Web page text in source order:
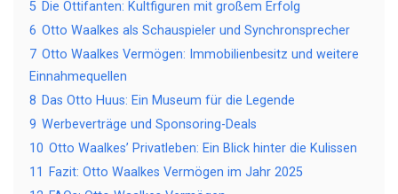
5 Die Ottifanten: Kultfiguren mit großem Erfolg
6 Otto Waalkes als Schauspieler und Synchronsprecher
7 Otto Waalkes Vermögen: Immobilienbesitz und weitere
Einnahmequellen
8 Das Otto Huus: Ein Museum für die Legende
9 Werbeverträge und Sponsoring-Deals
10 Otto Waalkes’ Privatleben: Ein Blick hinter die Kulissen
11
Fazit: Otto Waalkes Vermögen im Jahr 2025